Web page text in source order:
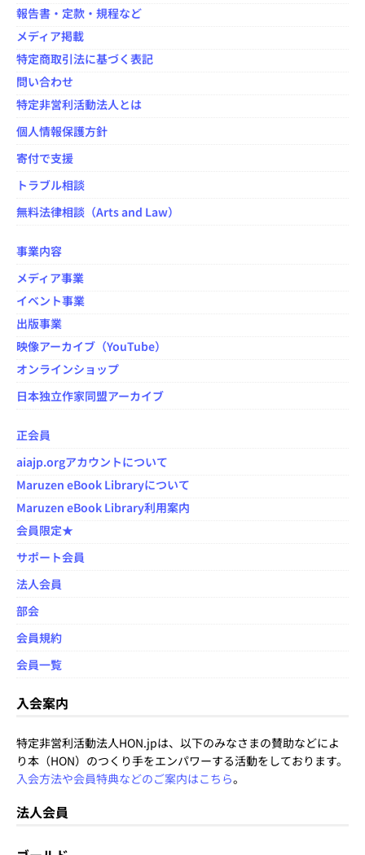
報告書・定款・規程など
メディア掲載
特定商取引法に基づく表記
問い合わせ
特定非営利活動法人とは
個人情報保護方針
寄付で支援
トラブル相談
無料法律相談（Arts and Law）
事業内容
メディア事業
イベント事業
出版事業
映像アーカイブ（YouTube）
オンラインショップ
日本独立作家同盟アーカイブ
正会員
aiajp.orgアカウントについて
Maruzen eBook Libraryについて
Maruzen eBook Library利用案内
会員限定★
サポート会員
法人会員
部会
会員規約
会員一覧
入会案内
特定非営利活動法人HON.jpは、以下のみなさまの賛助などによ
り本（HON）のつくり手をエンパワーする活動をしております。
入会方法や会員特典などのご案内はこちら。
法人会員